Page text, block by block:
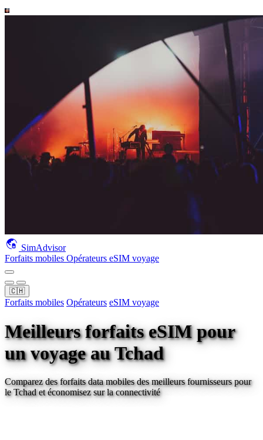
SimAdvisor
Forfaits mobiles Opérateurs eSIM voyage
🇨🇭
Forfaits mobiles Opérateurs eSIM voyage
Meilleurs forfaits eSIM pour
un voyageau Tchad
Comparez des forfaits data mobiles des meilleurs fournisseurs pour
le Tchadet économisez sur la connectivité